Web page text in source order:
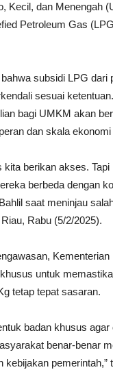
Kecil, dan Menengah
Petroleum Gas
subsidi LPG dari
sesuai
bagi UMKM akan
dan skala
kita berikan akses. Tapi
berbeda dengan
saat meninjau
Rabu (5/2/2025).
untuk
tetap tepat sasaran.
badan khusus agar
benar-benar
kebijakan pemerintah,”